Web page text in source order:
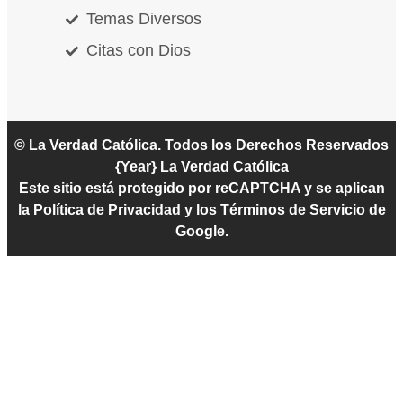
Temas Diversos
Citas con Dios
© La Verdad Católica. Todos los Derechos Reservados
{Year} La Verdad Católica
Este sitio está protegido por reCAPTCHA y se aplican
la Política de Privacidad y los Términos de Servicio de
Google.